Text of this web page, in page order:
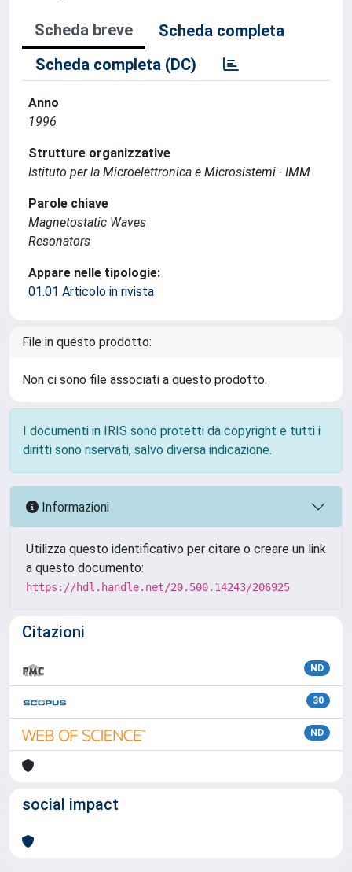
Scheda breve
Scheda completa
Scheda completa (DC)
Anno
1996
Strutture organizzative
Istituto per la Microelettronica e Microsistemi - IMM
Parole chiave
Magnetostatic Waves
Resonators
Appare nelle tipologie:
01.01 Articolo in rivista
File in questo prodotto:
Non ci sono file associati a questo prodotto.
I documenti in IRIS sono protetti da copyright e tutti i
diritti sono riservati, salvo diversa indicazione.
Informazioni
Utilizza questo identificativo per citare o creare un link
a questo documento:
https://hdl.handle.net/20.500.14243/206925
Citazioni
ND
30
ND
social impact